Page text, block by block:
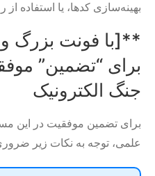
بهینه‌سازی کدها، یا استفاده
**[با فونت بزرگ
برای “تضمین”
جنگ الکترونیک
برای تضمین موفقیت در این
علمی، توجه به نکات زیر